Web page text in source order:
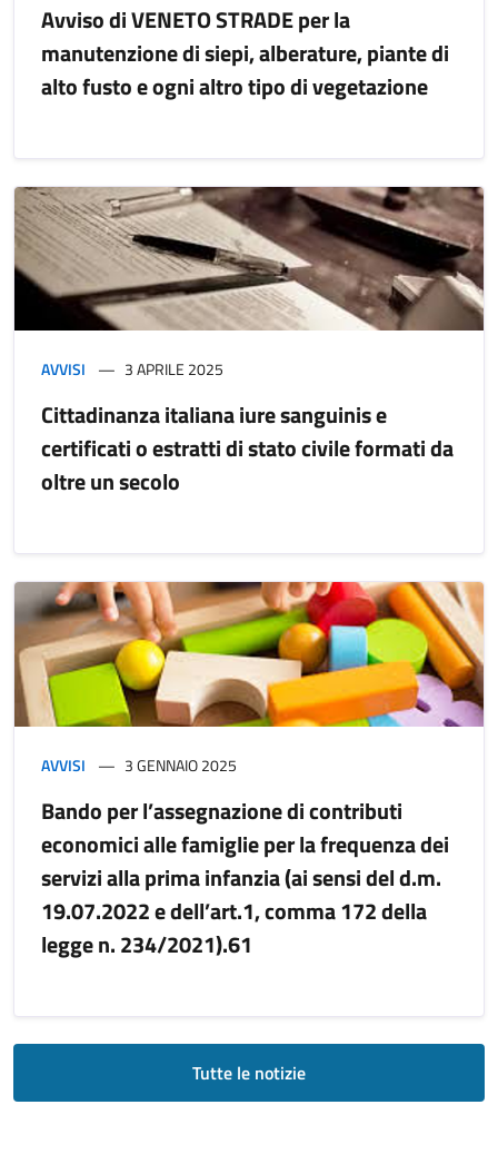
Avviso di VENETO STRADE per la
manutenzione di siepi, alberature, piante di
alto fusto e ogni altro tipo di vegetazione
AVVISI 3 APRILE 2025
Cittadinanza italiana iure sanguinis e
certificati o estratti di stato civile formati da
oltre un secolo
AVVISI 3 GENNAIO 2025
Bando per l’assegnazione di contributi
economici alle famiglie per la frequenza dei
servizi alla prima infanzia (ai sensi del d.m.
19.07.2022 e dell’art.1, comma 172 della
legge n. 234/2021).61
Tutte le notizie